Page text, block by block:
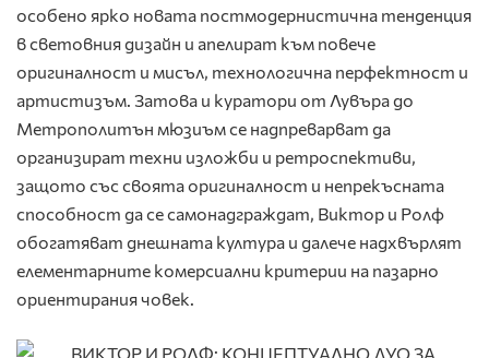
особено ярко новата постмодернистична тенденция
в световния дизайн и апелират към повече
оригиналност и мисъл, технологична перфектност и
артистизъм. Затова и куратори от Лувъра до
Метрополитън мюзиъм се надпреварват да
организират техни изложби и ретроспективи,
защото със своята оригиналност и непрекъсната
способност да се самонадграждат, Виктор и Ролф
обогатяват днешната култура и далече надхвърлят
елементарните комерсиални критерии на пазарно
ориентирания човек.